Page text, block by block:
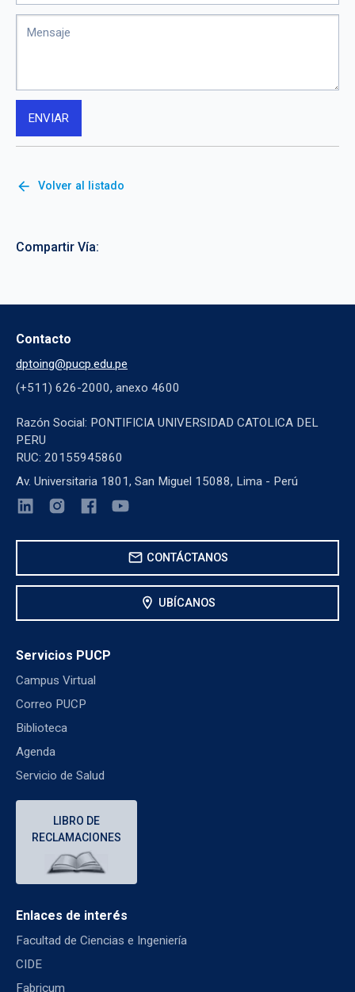
arrow_back Volver al listado
Compartir Vía:
Contacto
dptoing@pucp.edu.pe
(+511) 626-2000, anexo 4600
Razón Social: PONTIFICIA UNIVERSIDAD CATOLICA DEL
PERU
RUC: 20155945860
Av. Universitaria 1801, San Miguel 15088, Lima - Perú
mail CONTÁCTANOS
location_on UBÍCANOS
Servicios PUCP
Campus Virtual
Correo PUCP
Biblioteca
Agenda
Servicio de Salud
LIBRO DE
RECLAMACIONES
Enlaces de interés
Facultad de Ciencias e Ingeniería
CIDE
Fabricum